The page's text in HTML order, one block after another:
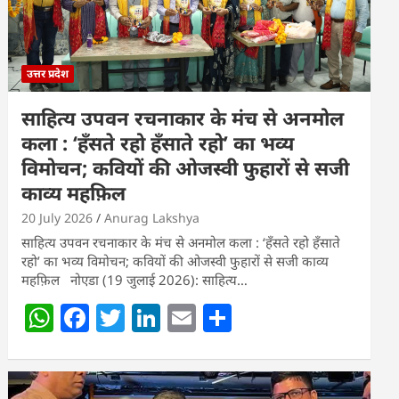
उत्तर प्रदेश
साहित्य उपवन रचनाकार के मंच से अनमोल
कला : ‘हॅंसते रहो हॅंसाते रहो’ का भव्य
विमोचन; कवियों की ओजस्वी फुहारों से सजी
काव्य महफ़िल
20 July 2026 Anurag Lakshya
साहित्य उपवन रचनाकार के मंच से अनमोल कला : ‘हॅंसते रहो हॅंसाते
रहो’ का भव्य विमोचन; कवियों की ओजस्वी फुहारों से सजी काव्य
महफ़िल नोएडा (19 जुलाई 2026): साहित्य…
W
h
at
F
a
c
T
w
itt
Li
n
k
E
m
ai ar